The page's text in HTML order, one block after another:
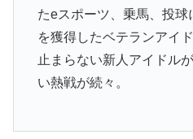
たeスポーツ、乗馬、投
を獲得したベテランアイ
止まらない新人アイドル
い熱戦が続々。